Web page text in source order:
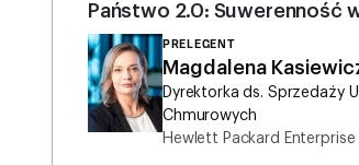
Państwo 2.0: Suwerenność
PRELEGENT
Magdalena
Dyrektorka ds. Sprzedaży
Chmurowych
Hewlett Packard Enterprise